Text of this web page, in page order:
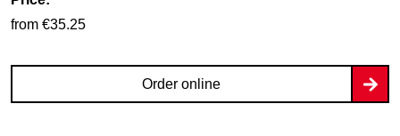
from €35.25
Order online